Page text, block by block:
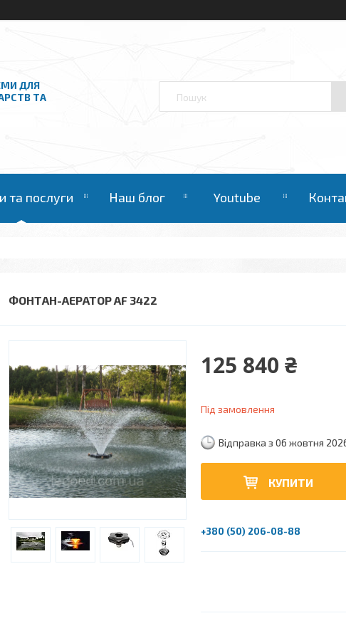
ДЛЯ
ТА
та послуги Наш блог Youtube
ФОНТАН-АЕРАТОР AF 3422
125 840 ₴
Під замовлення
Відправка з 06 жовтня
КУПИТИ
+380 (50) 206-08-88